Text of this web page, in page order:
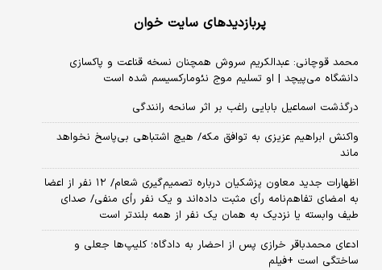
پربازدیدهای سایت خوان
محمد قوچانی: عبدالکریم سروش همچنان نسخه قناعت و پاکسازی
دانشگاه می‌پیچد | او تسلیم موج نئومارکسیسم شده است
درگذشت اسماعیل بابایی راغب بر اثر سانحه رانندگی
واکنش ابراهیم عزیزی به توافق مکه/ هیچ اشتباهی بی‌پاسخ نخواهد
ماند
اظهارات جدید معاون پزشکیان درباره تصمیم‌گیری شعام/ ۱۲ نفر از اعضا
به امضای تفاهم‌نامه رأی مثبت داده‌اند و یک نفر رأی منفی/ صدای
طیف وابسته یا نزدیک به همان یک نفر از همه بلندتر است
ادعای محمدباقر خرازی پس از احضار به دادگاه؛ کلیپ‌ها جعلی و
ساختگی است +فیلم